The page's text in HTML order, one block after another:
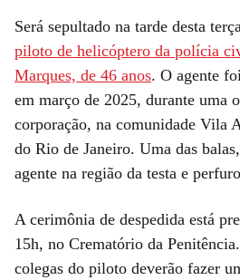
Será sepultado na tarde desta
piloto de helicóptero da polícia
Marques, de 46 anos. O agente
em março de 2025, durante uma
corporação, na comunidade Vila
do Rio de Janeiro. Uma das
agente na região da testa e
A cerimônia de despedida está
15h, no Crematório da
colegas do piloto deverão fazer